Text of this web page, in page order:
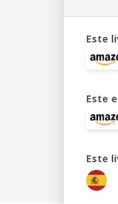
Este
Este
Este